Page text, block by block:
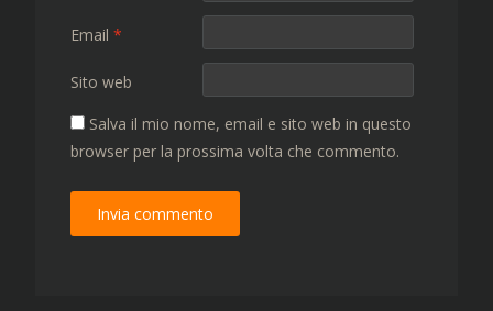
Email *
Sito web
Salva il mio nome, email e sito web in questo
browser per la prossima volta che commento.